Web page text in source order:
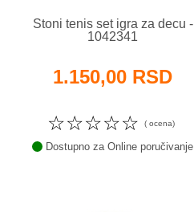
Stoni tenis set igra za decu -
1042341
1.150,00 RSD
☆
☆
☆
☆
☆ ( ocena)
Dostupno za Online poručivanje